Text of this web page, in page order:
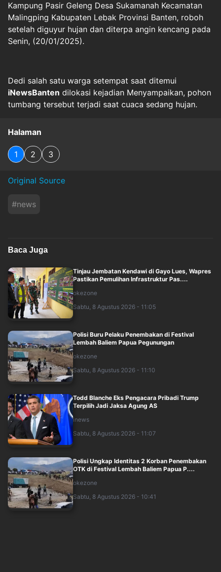
Kampung Pasir Geleng Desa Sukamanah Kecamatan
Malingping Kabupaten Lebak Provinsi Banten, roboh
setelah diguyur hujan dan diterpa angin kencang pada
Senin, (20/01/2025).
Dedi salah satu warga setempat saat ditemui
iNewsBanten dilokasi kejadian Menyampaikan, pohon
tumbang tersebut terjadi saat cuaca sedang hujan.
Halaman
1 2 3
Original Source
#news
Baca Juga
Tinjau Jembatan Kendawi di Gayo Lues, Wapres
Pastikan Pemulihan Infrastruktur Pas....
okezone
Sabtu, 8 Agustus 2026 - 11:05
Polisi Buru Pelaku Penembakan di Festival
Lembah Baliem Papua Pegunungan
okezone
Sabtu, 8 Agustus 2026 - 11:10
Todd Blanche Eks Pengacara Pribadi Trump
Terpilih Jadi Jaksa Agung AS
inews
Sabtu, 8 Agustus 2026 - 11:07
Polisi Ungkap Identitas 2 Korban Penembakan
OTK di Festival Lembah Baliem Papua P....
okezone
Sabtu, 8 Agustus 2026 - 10:41